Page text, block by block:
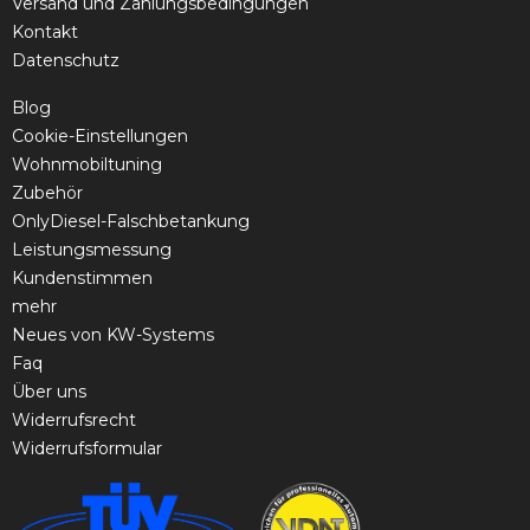
Kontakt
Datenschutz
Blog
Cookie-Einstellungen
Wohnmobiltuning
Zubehör
OnlyDiesel-Falschbetankung
Leistungsmessung
Kundenstimmen
mehr
Neues von KW-Systems
Faq
Über uns
Widerrufsrecht
Widerrufsformular